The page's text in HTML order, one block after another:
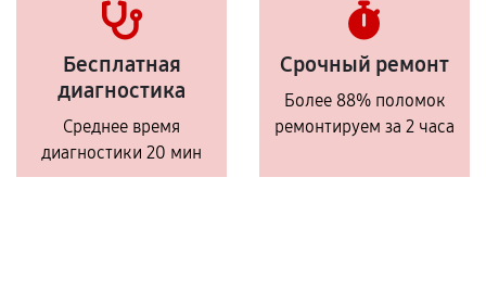
Бесплатная
диагностика
Среднее время
диагностики 20 мин
Срочный ремонт
Более 88% поломок
ремонтируем за 2 часа